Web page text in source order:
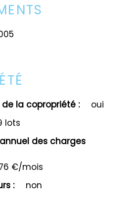
la copropriété :
oui
lots
des charges
€/mois
:
non